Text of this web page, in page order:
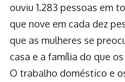
ouviu 1.283 pessoas em
que nove em cada dez
que as mulheres se
casa e a família do que
O trabalho doméstico e